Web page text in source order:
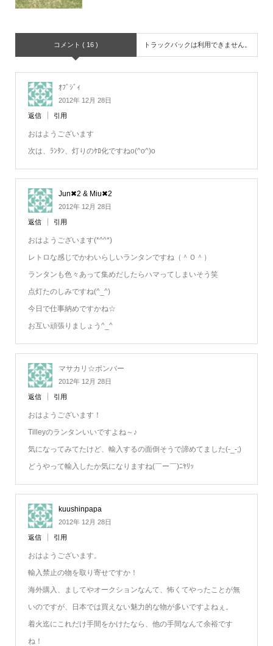
コメント ( 16 ) トラックバックは利用できません。
ｵﾌﾞｼﾞｨ
2012年 12月 28日
返信 引用
おはようございます
次は、ﾗﾝﾀﾝ、灯りのｹﾛ化ですねo(^o^)o
Jun✖2 & Miu✖2
2012年 12月 28日
返信 引用
おはようございます(*^^*)
レトロな感じでかわいらしいランタンですね（＾Ｏ＾）
ランタンも色々あって集めだしたらハマってしまいそう笑
点灯たのしみですね(^_^)
今日で仕事納めですかね☆
お互い頑張りましょう^_^
マサカリ☆ボンバー
2012年 12月 28日
返信 引用
おはようございます！
Tilleyのランタンいいですよね～♪
気になってみてたけど、輸入するの面倒そうで諦めてました(-_-;)
どうやって輸入したか気になりますね(￣ー￣)ﾆﾔﾘｯ
kuushinpapa
2012年 12月 28日
返信 引用
おはようございます。
輸入禁止の物を取り寄せですか！
海外購入、ましてやオークションなんて、怖くてやったことが無
いのですが、日本では買えない魅力的な物が多いですよねぇ。
着火迄にこれだけ手間をかけたなら、他の手間なんて余裕です
ね！